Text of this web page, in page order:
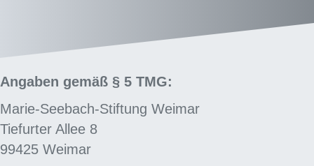
Angaben gemäß § 5 TMG:
Marie-Seebach-Stiftung Weimar
Tiefurter Allee 8
99425 Weimar